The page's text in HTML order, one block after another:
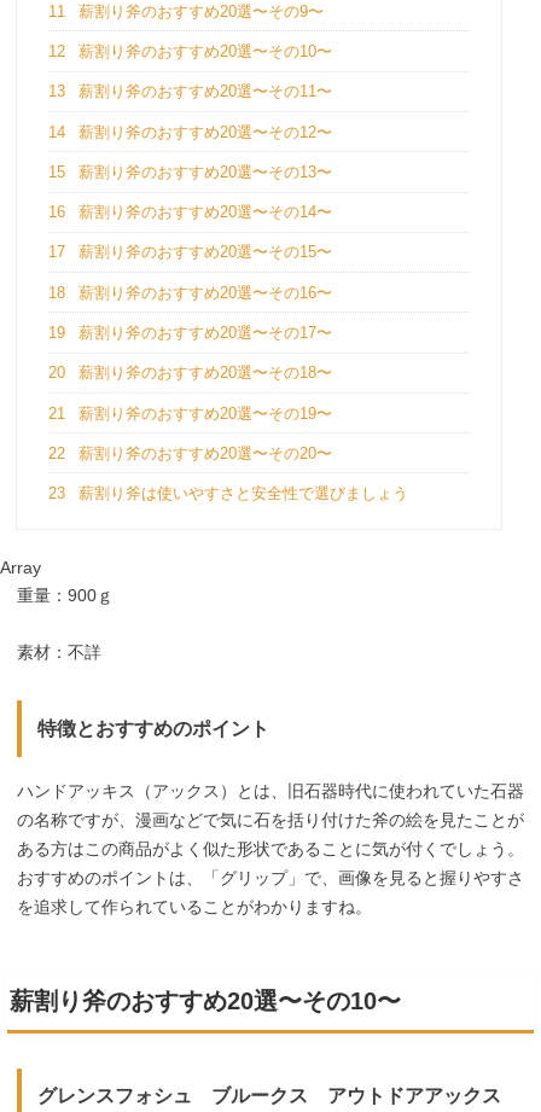
11 薪割り斧のおすすめ20選〜その9〜
12 薪割り斧のおすすめ20選〜その10〜
13 薪割り斧のおすすめ20選〜その11〜
14 薪割り斧のおすすめ20選〜その12〜
15 薪割り斧のおすすめ20選〜その13〜
16 薪割り斧のおすすめ20選〜その14〜
17 薪割り斧のおすすめ20選〜その15〜
18 薪割り斧のおすすめ20選〜その16〜
19 薪割り斧のおすすめ20選〜その17〜
20 薪割り斧のおすすめ20選〜その18〜
21 薪割り斧のおすすめ20選〜その19〜
22 薪割り斧のおすすめ20選〜その20〜
23 薪割り斧は使いやすさと安全性で選びましょう
Array
重量：900ｇ
素材：不詳
特徴とおすすめのポイント
ハンドアッキス（アックス）とは、旧石器時代に使われていた石器
の名称ですが、漫画などで気に石を括り付けた斧の絵を見たことが
ある方はこの商品がよく似た形状であることに気が付くでしょう。
おすすめのポイントは、「グリップ」で、画像を見ると握りやすさ
を追求して作られていることがわかりますね。
薪割り斧のおすすめ20選〜その10〜
グレンスフォシュ ブルークス アウトドアアックス